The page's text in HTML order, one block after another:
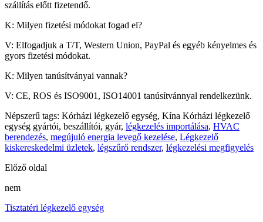
szállítás előtt fizetendő.
K: Milyen fizetési módokat fogad el?
V: Elfogadjuk a T/T, Western Union, PayPal és egyéb kényelmes és
gyors fizetési módokat.
K: Milyen tanúsítványai vannak?
V: CE, ROS és ISO9001, ISO14001 tanúsítvánnyal rendelkezünk.
Népszerű tags: Kórházi légkezelő egység, Kína Kórházi légkezelő
egység gyártói, beszállítói, gyár, légkezelés importálása, HVAC
berendezés, megújuló energia levegő kezelése, Légkezelő
kiskereskedelmi üzletek, légszűrő rendszer, légkezelési megfigyelés
Előző oldal
nem
Tisztatéri légkezelő egység